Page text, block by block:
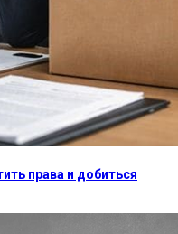
права и добиться